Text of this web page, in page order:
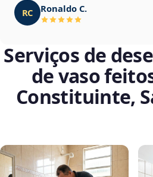
RC Ronaldo C.
Serviços de
de vaso
Constituinte,